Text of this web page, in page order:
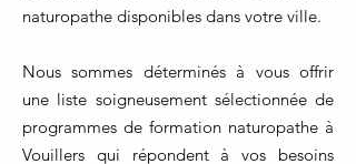
naturopathe disponibles dans votre ville.
Nous sommes déterminés à vous offrir
une liste soigneusement sélectionnée de
programmes de formation naturopathe à
Vouillers qui répondent à vos besoins